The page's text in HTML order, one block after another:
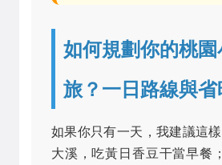
如何規劃你的桃園
旅？一日路線與
如果你只有一天，我建議這
大溪，吃黃日香豆干當早餐